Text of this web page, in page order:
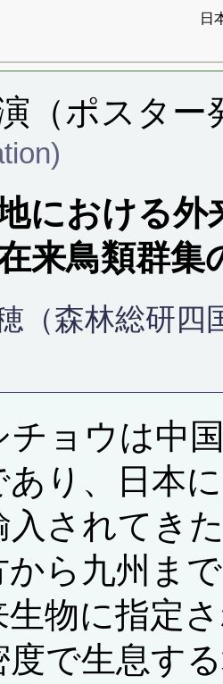
日
（ポスタ
における
来鳥類群集
（森林総研四
チョウは中
あり、日本
入されてき
から九州ま
生物に指定
度で生息す